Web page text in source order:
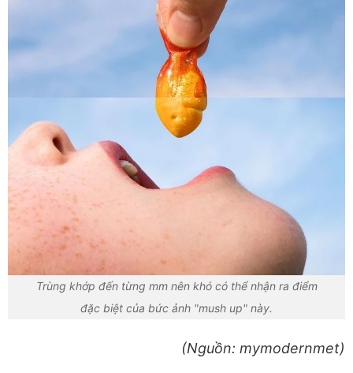
Trùng khớp đến từng mm nên khó có thể nhận ra điểm
đặc biệt của bức ảnh "mush up" này.
(Nguồn: mymodernmet)